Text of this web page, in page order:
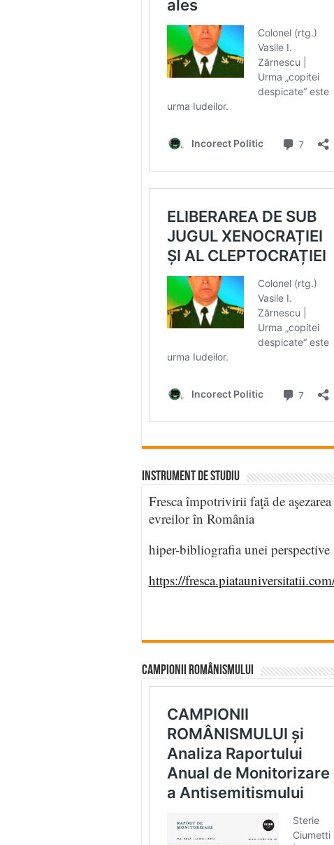
INSTRUMENT DE STUDIU
Fresca împotrivirii faţă de aşezarea
evreilor în România
hiper-bibliografia unei perspective
https://
CAMPIONII ROMÂNISMULUI